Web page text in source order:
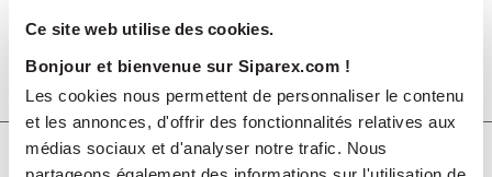
Ce site web utilise des cookies.
Bonjour et bienvenue sur Siparex.com !
Les cookies nous permettent de personnaliser le contenu
et les annonces, d'offrir des fonctionnalités relatives aux
médias sociaux et d'analyser notre trafic. Nous
Juil 2026 COMMUNIQUÉS DE PRESSE
Soutenu par Siparex ETI, Winncare